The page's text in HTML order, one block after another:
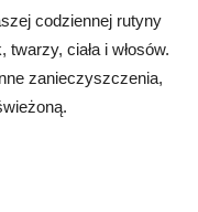
codziennej rutyny
ciała i włosów.
zanieczyszczenia,